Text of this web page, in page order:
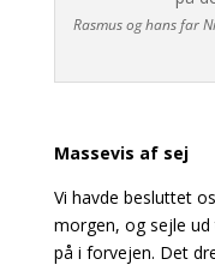
Rasmus og hans far
Massevis af sej
Vi havde besluttet
morgen, og sejle
på i forvejen. Det